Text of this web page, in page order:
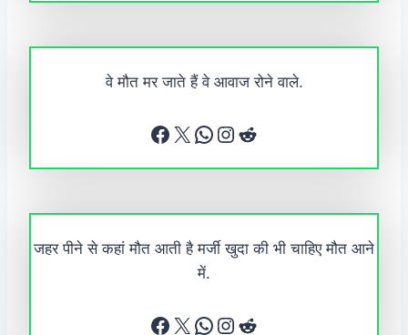
वे मौत मर जाते हैं वे आवाज रोने वाले.
Facebook X WhatsApp Instagram Reddit
जहर पीने से कहां मौत आती है मर्जी खुदा की भी चाहिए मौत आने
में.
Facebook X WhatsApp Instagram Reddit